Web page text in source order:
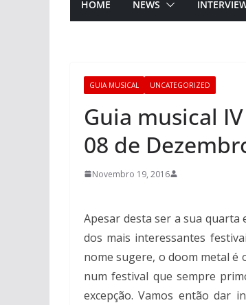
HOME NEWS
GUIA MUSICAL UNCATEGORIZED
Guia musical
08 de
Novembro 19, 2016
Apesar desta ser a sua quarta
dos mais interessantes
nome sugere, o doom metal
num festival que sempre
excepção. Vamos então dar